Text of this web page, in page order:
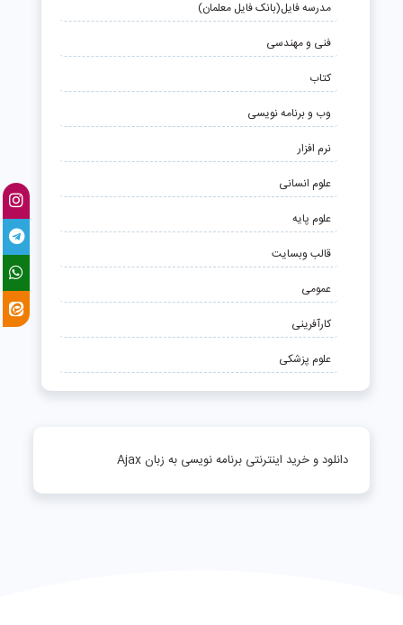
مدرسه فایل(بانک فایل معلمان)
فنی و مهندسی
کتاب
وب و برنامه نویسی
نرم افزار
علوم انسانی
علوم پایه
قالب وبسایت
عمومی
کارآفرینی
علوم پزشکی
دانلود و خرید اینترنتی برنامه نویسی به زبان Ajax